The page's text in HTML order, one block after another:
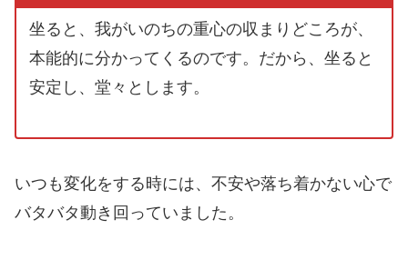
坐ると、我がいのちの重心の収まりどころが、
本能的に分かってくるのです。だから、坐ると
安定し、堂々とします。
いつも変化をする時には、不安や落ち着かない心で
バタバタ動き回っていました。